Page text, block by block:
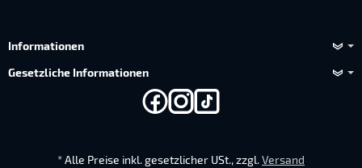
Informationen
Gesetzliche Informationen
*Alle Preise inkl. gesetzlicher USt., zzgl.Versand